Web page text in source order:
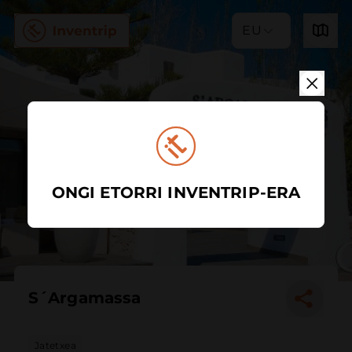
EU
S´Argamassa
Jatetxea
ONGI ETORRI INVENTRIP-ERA